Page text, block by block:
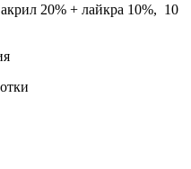
20% + лайкра 10%, 10